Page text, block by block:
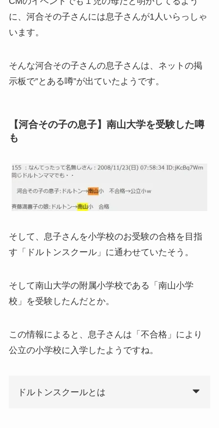
に、河合その子さんには息子さんが1人いらっしゃ
います。
そんな河合その子さんの息子さんは、ネットの掲
示板で”とある噂”が出ていたようです。
【河合その子の息子】南山大学を受験した噂
も
そして、息子さんを小学校のお受験の合格を目指
す「ドルトンスクール」に通わせていたそう。
そして南山大学の附属小学校である「南山小学
校」を受験したんだとか。
この情報によると、息子さんは「不合格」により
公立の小学校に入学したようですね。
ドルトンスクールとは